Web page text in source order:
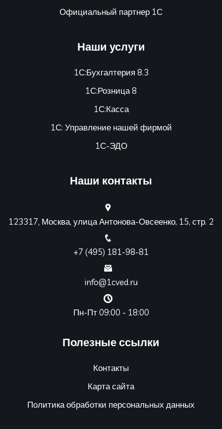
Официальный партнер 1С
Наши услуги
1С:Бухгалтерия 8.3
1С:Розница 8
1С:Касса
1С: Управление нашей фирмой
1С-ЭДО
Наши контакты
123317, Москва, улица Антонова-Овсеенко, 15, стр. 2
+7 (495) 181-98-81
info@1cved.ru
Пн-Пт 09:00 - 18:00
Полезные ссылки
Контакты
Карта сайта
Политика обработки персональных данных